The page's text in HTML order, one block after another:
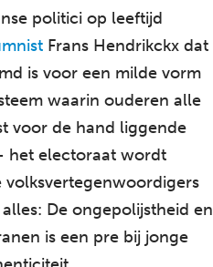
politici op leeftijd
Frans Hendrikckx dat
is voor een milde vorm
waarin ouderen alle
voor de hand liggende
het electoraat wordt
De ongepolijstheid en
is een pre bij jonge